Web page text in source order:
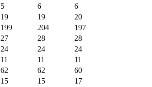
5 6
6
19 19
20
199 204
197
27 28
28
24 24
24
11 11
11
62 62
60
15 15
17